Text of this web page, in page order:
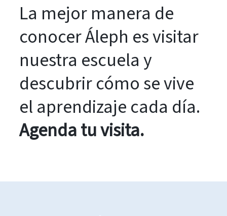
La mejor manera de
conocer Áleph es visitar
nuestra escuela y
descubrir cómo se vive
el aprendizaje cada día.
Agenda tu visita.